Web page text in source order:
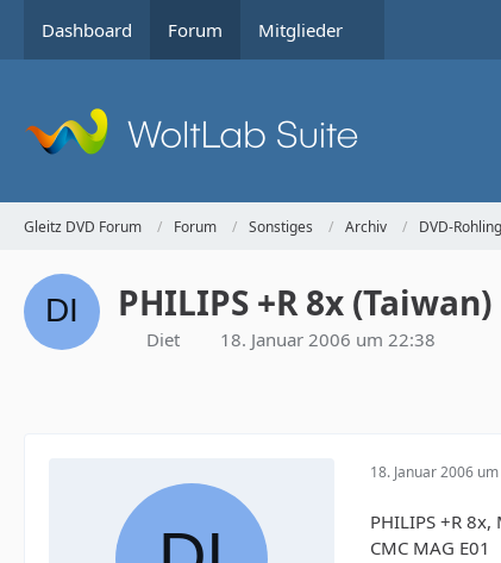
Dashboard Forum Mitglieder
Gleitz DVD Forum Forum Sonstiges Archiv DVD-
PHILIPS +R 8x (Taiwan)
Diet 18. Januar 2006 um 22:38
18. Januar 2006
PHILIPS +R
CMC MAG E01